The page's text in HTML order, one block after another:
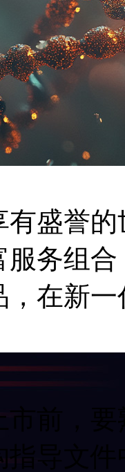
盛誉
务组
，在新
前，
导文